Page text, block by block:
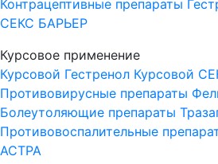
Контрацептивные препараты
СЕКС БАРЬЕР
Курсовое применение
Курсовой Гестренол Курсовой
Противовирусные препараты
Болеутоляющие препараты
Противовоспалительные
АСТРА